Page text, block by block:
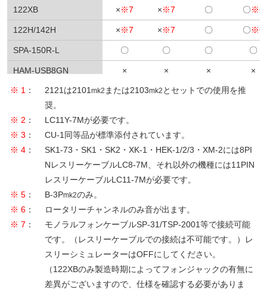
122XB ×※7 ×※7 〇 〇※6
122H/142H ×※7 ×※7 〇 〇※6
SPA-150R-L 〇 〇 〇 〇
HAM-USB8GN × × × ×
※ 1 ： 2121は2101 mk2 または2103mk2 とセットでの使用を推
奨。
※ 2 ：
LC11Y-7Mが必要です。
※ 3 ：
CU-1同等品が標準添付されています。
※ 4 ：
SK1-73・SK1・SK2・XK-1・HEK-1/2/3・XM-2には8PI
NレスリーケーブルLC8-7M、それ以外の機種には11PIN
レスリーケーブルLC11-7Mが必要です。
※ 5 ： B-3Pmk2のみ。
※ 6 ：
ロータリーチャンネルのみ音が出ます。
※ 7 ：
モノラルフォンケーブルSP-31/TSP-2001等で接続可能
です。（レスリーケーブルでの接続は不可能です。）レ
スリーシミュレーターはOFFにしてください。
（122XBのみ製造時期によってフォンジャックの有無に
差異がございますので、仕様を確認する必要がありま